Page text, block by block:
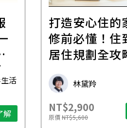
活
解
打造安心住的
修前必懂！住
居住規劃全攻
林黛羚
NT$2,900
原價NT$5,600